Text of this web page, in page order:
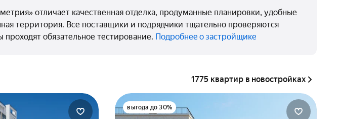
отличает качественная отделка, продуманные планировки, удобные
территория. Все поставщики и подрядчики тщательно проверяются
обязательное тестирование. Подробнее о застройщике
1775 квартир в новостройках
выгода до 30%